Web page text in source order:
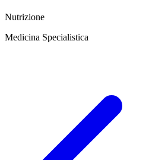
Nutrizione
Medicina Specialistica